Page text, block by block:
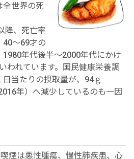
全世界の死
降、死亡率
40～69才の
年代後半～2000年代にかけ
われています。国民健康栄養調
当たりの摂取量が、94ｇ
年）へ減少しているのも一因
喫煙は悪性腫瘍、慢性肺疾患、心